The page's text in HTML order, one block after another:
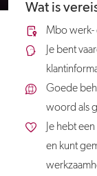
Wat is
Mbo werk-
Je bent
Goede
woord als
Je hebt
en kunt